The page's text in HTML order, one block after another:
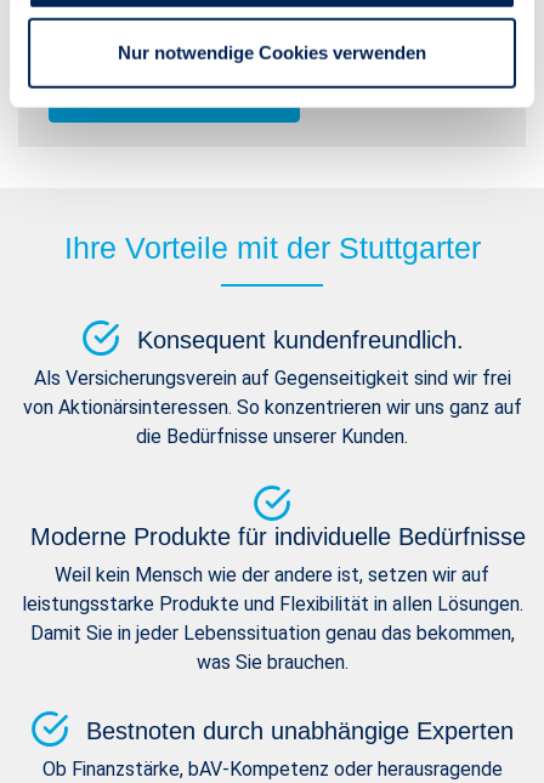
Nur notwendige Cookies verwenden
der Stuttgarter jederzeit bequem online zugreifen.
Und das rund um die Uhr.
Ihre Vorteile mit der Stuttgarter
Konsequent kundenfreundlich.
Als Versicherungsverein auf Gegenseitigkeit sind wir frei
von Aktionärsinteressen. So konzentrieren wir uns ganz auf
die Bedürfnisse unserer Kunden.
Moderne Produkte für individuelle Bedürfnisse
Weil kein Mensch wie der andere ist, setzen wir auf
leistungsstarke Produkte und Flexibilität in allen Lösungen.
Damit Sie in jeder Lebenssituation genau das bekommen,
was Sie brauchen.
Bestnoten durch unabhängige Experten
Ob Finanzstärke, bAV-Kompetenz oder herausragende